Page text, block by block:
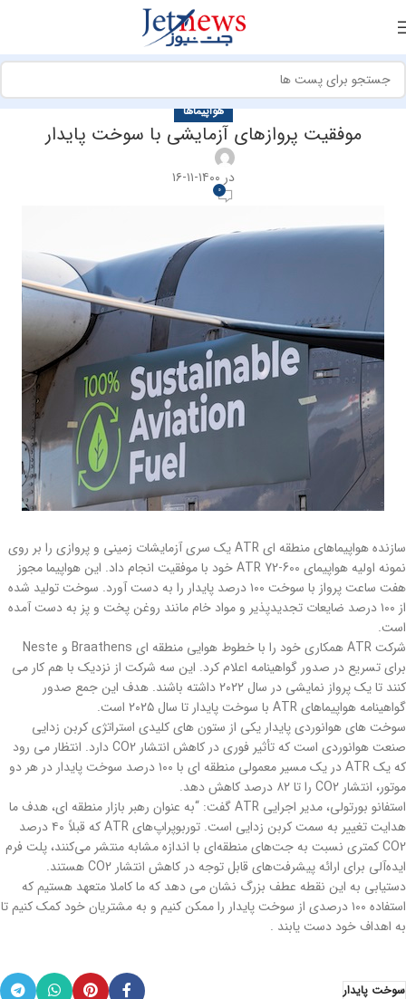
هواپیماها
موفقیت پروازهای آزمایشی با سوخت پایدار
در ۱۴۰۰-۱۱-۱۶
0
سازنده هواپیماهای منطقه ای ATR یک سری آزمایشات زمینی و پروازی را بر روی
نمونه اولیه هواپیمای ATR 72-600 خود با موفقیت انجام داد. این هواپیما مجوز
هفت ساعت پرواز با سوخت ۱۰۰ درصد پایدار را به دست آورد. سوخت تولید شده
از ۱۰۰ درصد ضایعات تجدیدپذیر و مواد خام مانند روغن پخت و پز به دست آمده
است.
شرکت ATR همکاری خود را با خطوط هوایی منطقه ای Braathens و Neste
برای تسریع در صدور گواهینامه اعلام کرد. این سه شرکت از نزدیک با هم کار می
کنند تا یک پرواز نمایشی در سال ۲۰۲۲ داشته باشند. هدف این جمع صدور
گواهینامه هواپیماهای ATR با سوخت پایدار تا سال ۲۰۲۵ است.
سوخت های هوانوردی پایدار یکی از ستون های کلیدی استراتژی کربن زدایی
صنعت هوانوردی است که تأثیر فوری در کاهش انتشار CO2 دارد. انتظار می رود
که یک ATR در یک مسیر معمولی منطقه ای با ۱۰۰ درصد سوخت پایدار در هر دو
موتور، انتشار CO2 را تا ۸۲ درصد کاهش دهد.
استفانو بورتولی، مدیر اجرایی ATR گفت: “به عنوان رهبر بازار منطقه ای، هدف ما
هدایت تغییر به سمت کربن زدایی است. توربوپراپ‌های ATR که قبلاً ۴۰ درصد
CO2 کمتری نسبت به جت‌های منطقه‌ای با اندازه مشابه منتشر می‌کنند، پلت فرم
ایده‌آلی برای ارائه پیشرفت‌های قابل توجه در کاهش انتشار CO2 هستند.
دستیابی به این نقطه عطف بزرگ نشان می دهد که ما کاملا متعهد هستیم که
استفاده ۱۰۰ درصدی از سوخت پایدار را ممکن کنیم و به مشتریان خود کمک کنیم تا
به اهداف خود دست یابند .
سوخت پایدار